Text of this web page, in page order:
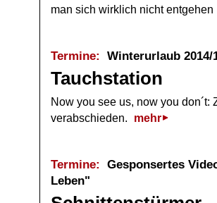
man sich wirklich nicht
Termine: Winterurlaub 2014/
Tauchstation
Now you see us, now you don´t:
verabschieden.
mehr
Termine: Gesponsertes
Leben"